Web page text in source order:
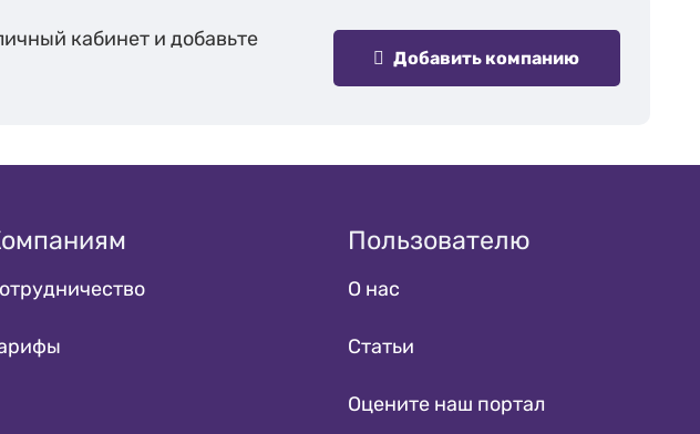
кабинет и добавьте
Добавить компанию
Пользователю
О нас
Статьи
Оцените наш портал